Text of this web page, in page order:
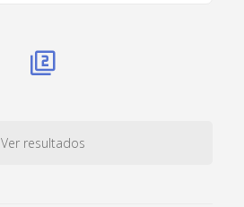
Ver resultados